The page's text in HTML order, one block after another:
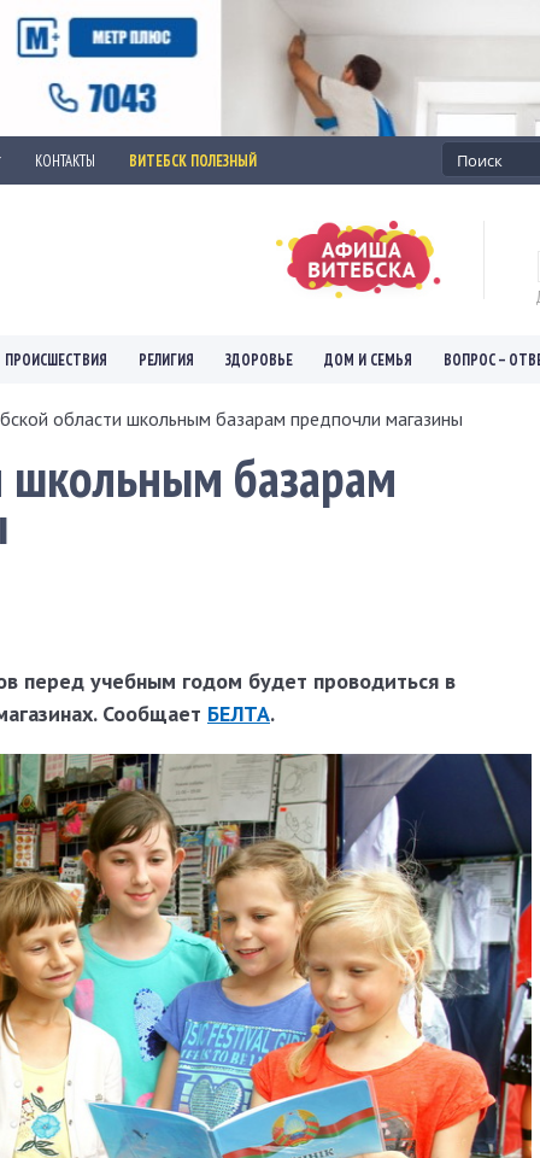
КОНТАКТЫ ВИТЕБСК ПОЛЕЗНЫЙ
ПРОИСШЕСТВИЯ РЕЛИГИЯ ЗДОРОВЬЕ ДОМ И СЕМЬЯ ВОПРОС –
области школьным базарам предпочли магазины
школьным базарам
перед учебным годом будет проводиться в
Сообщает БЕЛТА.